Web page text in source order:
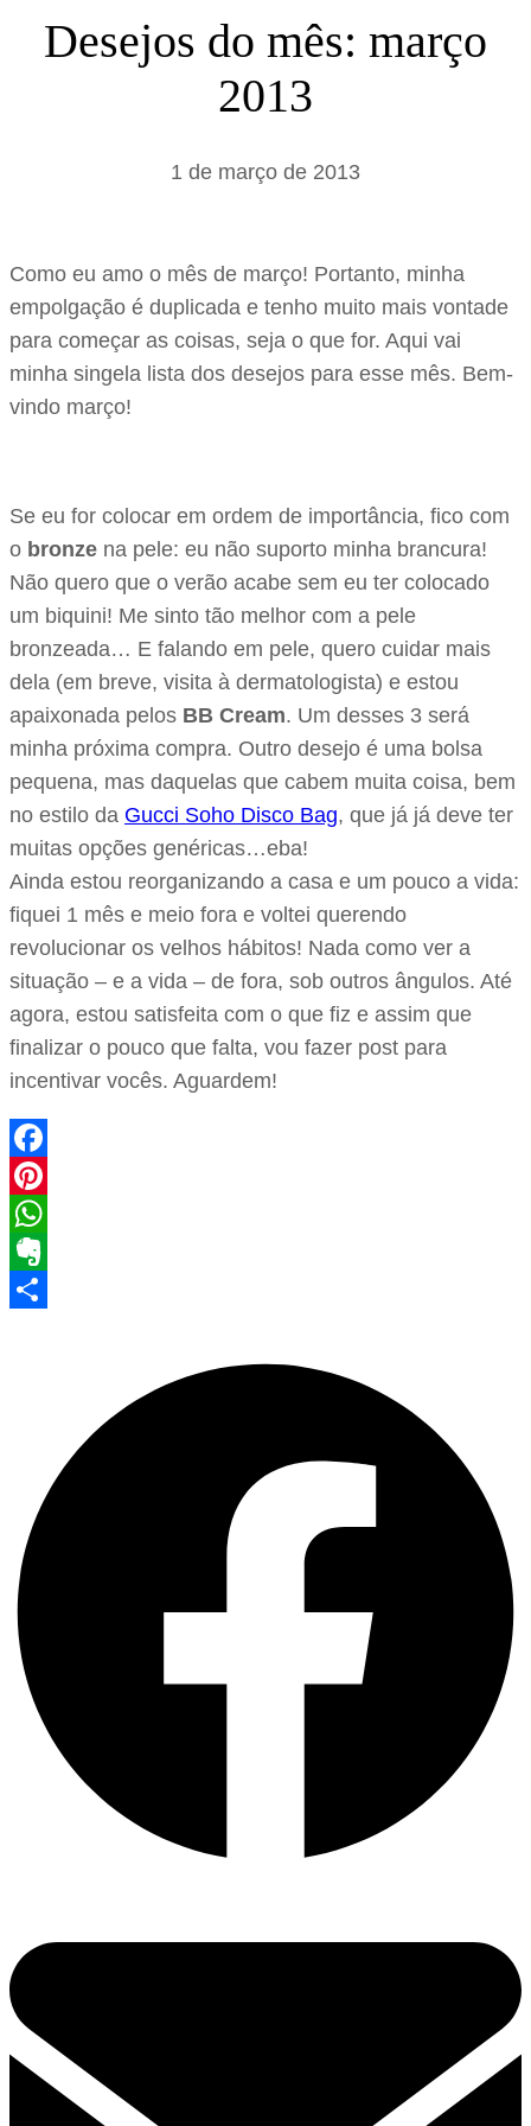
a
Desejos do mês: março
2013
1 de março de 2013
Como eu amo o mês de março! Portanto, minha
empolgação é duplicada e tenho muito mais vontade
para começar as coisas, seja o que for. Aqui vai
minha singela lista dos desejos para esse mês. Bem-
vindo março!
Se eu for colocar em ordem de importância, fico com
o bronze na pele: eu não suporto minha brancura!
Não quero que o verão acabe sem eu ter colocado
um biquini! Me sinto tão melhor com a pele
bronzeada… E falando em pele, quero cuidar mais
dela (em breve, visita à dermatologista) e estou
apaixonada pelos BB Cream. Um desses 3 será
minha próxima compra. Outro desejo é uma bolsa
pequena, mas daquelas que cabem muita coisa, bem
no estilo da Gucci Soho Disco Bag, que já já deve ter
muitas opções genéricas…eba!
Ainda estou reorganizando a casa e um pouco a vida:
fiquei 1 mês e meio fora e voltei querendo
revolucionar os velhos hábitos! Nada como ver a
situação – e a vida – de fora, sob outros ângulos. Até
agora, estou satisfeita com o que fiz e assim que
finalizar o pouco que falta, vou fazer post para
incentivar vocês. Aguardem!
Facebook
Pinterest
WhatsApp
Evernote